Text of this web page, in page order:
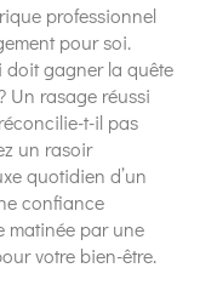
professionnel
pour soi.
doit gagner la quête
Un rasage réussi
t-il pas
un rasoir
quotidien d’un
confiance
matinée par une
votre bien-être.